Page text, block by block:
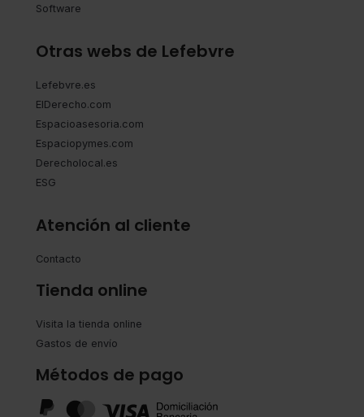
Software
Otras webs de Lefebvre
Lefebvre.es
ElDerecho.com
Espacioasesoria.com
Espaciopymes.com
Derecholocal.es
ESG
Atención al cliente
Contacto
Tienda online
Visita la tienda online
Gastos de envío
Métodos de pago